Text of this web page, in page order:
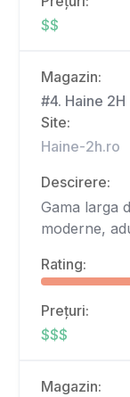
$$
Magazin:
#4. Haine 2H
Site:
Haine-2h.ro
Descirere:
Gama larga
moderne,
Rating:
Prețuri:
$$$
Magazin: